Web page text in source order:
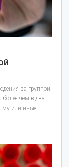
за группой
более чем в два
или иные…